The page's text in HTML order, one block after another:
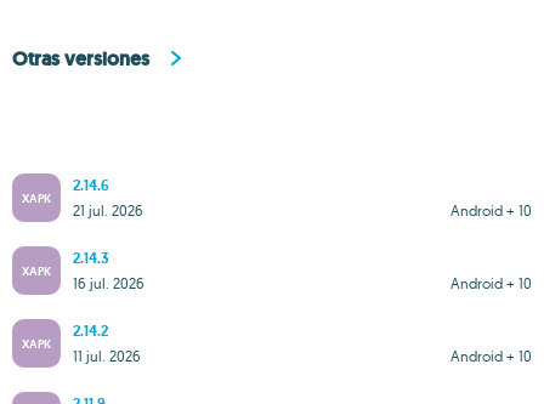
Otras versiones
XAPK
2.14.6
Android + 10
21 jul. 2026
XAPK
2.14.3
Android + 10
16 jul. 2026
XAPK
2.14.2
Android + 10
11 jul. 2026